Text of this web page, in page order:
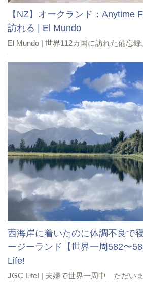
【NZ】オークランド：Anytime
訪れる | El Mundo
El Mundo | 世界112カ国に訪れた備忘録
西海岸に着いたのに体調不良で
ージーランド【世界一周582〜
Life!
JGC Life! | 夫婦で世界一周中 ただい